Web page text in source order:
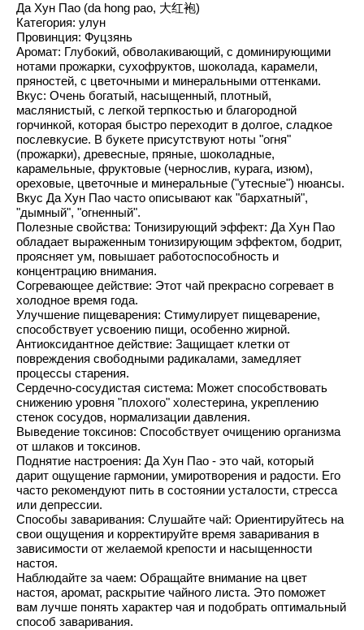
Да Хун Пао (da hong pao, 大红袍)
Категория: улун
Провинция: Фуцзянь
Аромат: Глубокий, обволакивающий, с доминирующими
нотами прожарки, сухофруктов, шоколада, карамели,
пряностей, с цветочными и минеральными оттенками.
Вкус: Очень богатый, насыщенный, плотный,
маслянистый, с легкой терпкостью и благородной
горчинкой, которая быстро переходит в долгое, сладкое
послевкусие. В букете присутствуют ноты "огня"
(прожарки), древесные, пряные, шоколадные,
карамельные, фруктовые (чернослив, курага, изюм),
ореховые, цветочные и минеральные ("утесные") нюансы.
Вкус Да Хун Пао часто описывают как "бархатный",
"дымный", "огненный".
Полезные свойства: Тонизирующий эффект: Да Хун Пао
обладает выраженным тонизирующим эффектом, бодрит,
проясняет ум, повышает работоспособность и
концентрацию внимания.
Согревающее действие: Этот чай прекрасно согревает в
холодное время года.
Улучшение пищеварения: Стимулирует пищеварение,
способствует усвоению пищи, особенно жирной.
Антиоксидантное действие: Защищает клетки от
повреждения свободными радикалами, замедляет
процессы старения.
Сердечно-сосудистая система: Может способствовать
снижению уровня "плохого" холестерина, укреплению
стенок сосудов, нормализации давления.
Выведение токсинов: Способствует очищению организма
от шлаков и токсинов.
Поднятие настроения: Да Хун Пао - это чай, который
дарит ощущение гармонии, умиротворения и радости. Его
часто рекомендуют пить в состоянии усталости, стресса
или депрессии.
Способы заваривания: Слушайте чай: Ориентируйтесь на
свои ощущения и корректируйте время заваривания в
зависимости от желаемой крепости и насыщенности
настоя.
Наблюдайте за чаем: Обращайте внимание на цвет
настоя, аромат, раскрытие чайного листа. Это поможет
вам лучше понять характер чая и подобрать оптимальный
способ заваривания.